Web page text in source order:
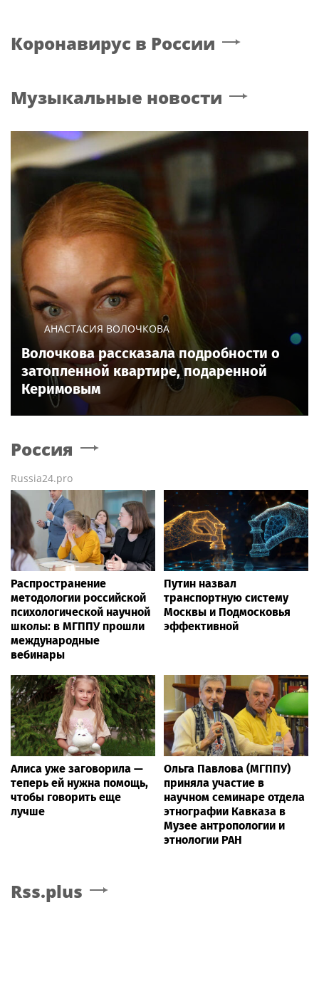
Коронавирус в России
Музыкальные новости
АНАСТАСИЯ ВОЛОЧКОВА
Волочкова рассказала подробности о
затопленной квартире, подаренной
Керимовым
Россия
Russia24.pro
Распространение
методологии российской
психологической научной
школы: в МГППУ прошли
международные
вебинары
Путин назвал
транспортную систему
Москвы и Подмосковья
эффективной
Алиса уже заговорила —
теперь ей нужна помощь,
чтобы говорить еще
лучше
Ольга Павлова (МГППУ)
приняла участие в
научном семинаре отдела
этнографии Кавказа в
Музее антропологии и
этнологии РАН
Rss.plus